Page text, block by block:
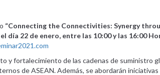
“Connecting the Connectivities: Synergy
el día 22 de enero, entre las 10:00 y las 16:00
fortalecimiento de las cadenas de suministro
de ASEAN. Además, se abordarán